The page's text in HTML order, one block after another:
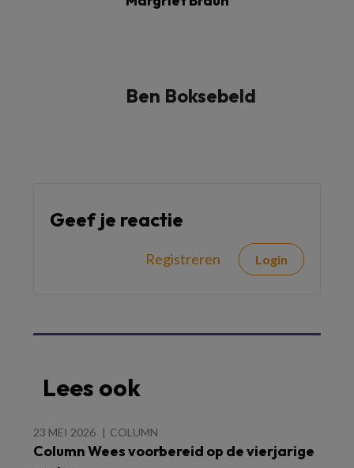
Ben Boksebeld
Geef je reactie
Registreren Login
Lees ook
23 MEI 2026 COLUMN
Column Wees voorbereid op de vierjarige